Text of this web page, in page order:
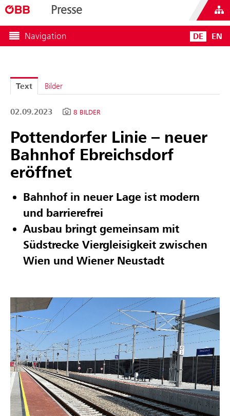
Presse
Navigation DE EN
Text Bilder
02.09.2023 8 BILDER
Pottendorfer Linie – neuer
Bahnhof Ebreichsdorf
eröffnet
Bahnhof in neuer Lage ist modern
und barrierefrei
Ausbau bringt gemeinsam mit
Südstrecke Viergleisigkeit zwischen
Wien und Wiener Neustadt